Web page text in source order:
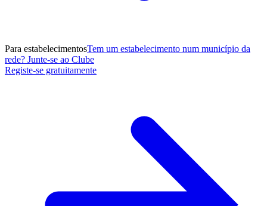
Para estabelecimentosTem um estabelecimento num município da
rede? Junte-se ao Clube
Registe-se gratuitamente